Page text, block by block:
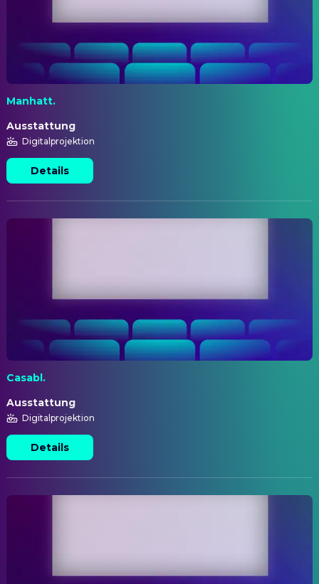
Manhatt.
Ausstattung
Digitalprojektion
Details
Casabl.
Ausstattung
Digitalprojektion
Details